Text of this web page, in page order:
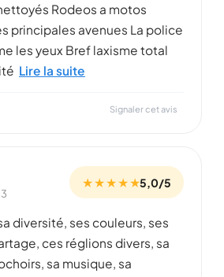
Rodeos a motos
principales avenues La police
les yeux Bref laxisme total
Lire la suite
Signaler cet avis
★ ★ ★ ★ ★5,0/5
diversité, ses couleurs, ses
ces réglions divers, sa
sa musique, sa